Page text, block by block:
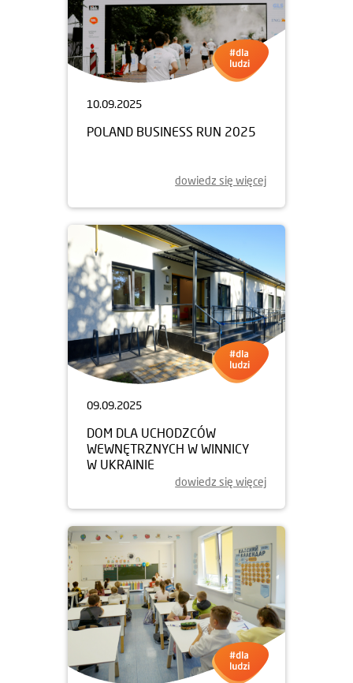
10.09.2025
POLAND BUSINESS RUN 2025
dowiedz się więcej
09.09.2025
DOM DLA UCHODZCÓW
WEWNĘTRZNYCH W WINNICY
W UKRAINIE
dowiedz się więcej